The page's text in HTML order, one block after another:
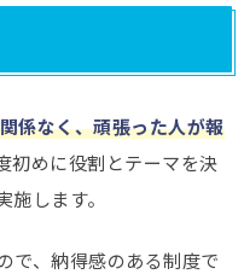
係なく、頑張った人が報
初めに役割とテーマを決
します。
で、納得感のある制度で